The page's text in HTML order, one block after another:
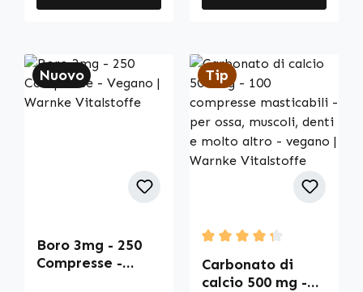
Nuovo
Boro 3mg - 250
Compresse -
Tip
Average rating of 4.33
Carbonato di
calcio 500 mg -